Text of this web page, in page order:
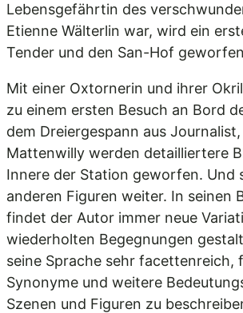
Lebensgefährtin des
Etienne Wälterlin war, wird ein
Tender und den San-Hof
Mit einer Oxtornerin und ihrer
zu einem ersten Besuch an Bord
dem Dreiergespann aus
Mattenwilly werden detailliertere
Innere der Station geworfen. Und
anderen Figuren weiter. In seinen
findet der Autor immer neue
wiederholten Begegnungen
seine Sprache sehr facettenreich,
Synonyme und weitere
Szenen und Figuren zu